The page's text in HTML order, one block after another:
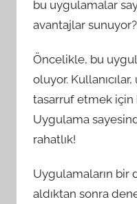
bu uygulamalar
avantajlar
Öncelikle, bu
oluyor.
tasarruf etmek için
Uygulama
rahatlık!
Uygulamaların bir
aldıktan sonra